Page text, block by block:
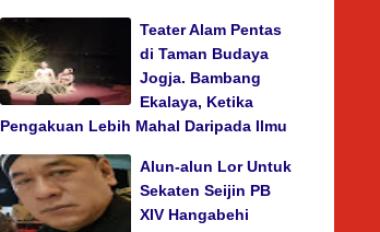
Teater Alam Pentas
di Taman Budaya
Jogja. Bambang
Ekalaya, Ketika
Pengakuan Lebih Mahal Daripada Ilmu
Alun-alun Lor Untuk
Sekaten Seijin PB
XIV Hangabehi